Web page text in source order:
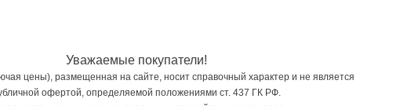
Уважаемые покупатели!
цены), размещенная на сайте, носит справочный характер и не является
офертой, определяемой положениями ст. 437 ГК РФ.